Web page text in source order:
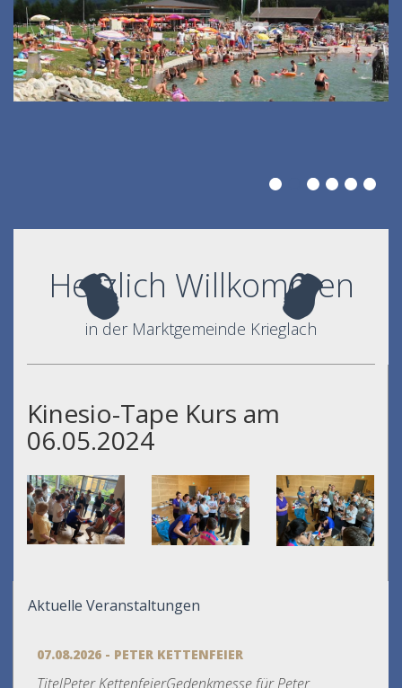
Herzlich Willkommen
in der Marktgemeinde Krieglach
Kinesio-Tape Kurs am
06.05.2024
Aktuelle Veranstaltungen
07.08.2026 - PETER KETTENFEIER
TitelPeter KettenfeierGedenkmesse für Peter